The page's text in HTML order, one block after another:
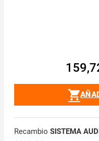
Recambio SISTEMA